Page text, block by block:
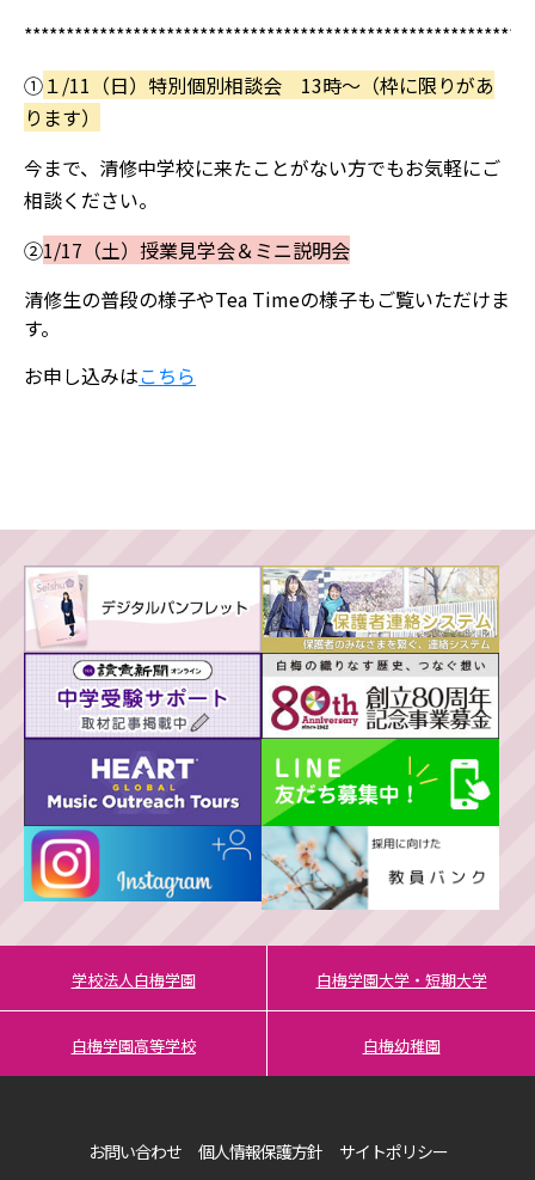
①１/11（日）特別個別相談会 13時～（枠に限りがあ
ります）
今まで、清修中学校に来たことがない方でもお気軽にご
相談ください。
②1/17（土）授業見学会＆ミニ説明会
清修生の普段の様子やTea Timeの様子もご覧いただけま
す。
お申し込みはこちら
学校法人白梅学園 白梅学園大学・短期大学
白梅学園高等学校 白梅幼稚園
お問い合わせ 個人情報保護方針 サイトポリシー